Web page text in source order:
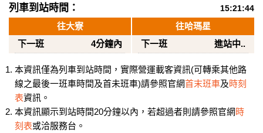
列車到站時間： 15:21:44
往大寮
下一班
4分鐘內
往哈瑪星
下一班
進站中..
本資訊僅為列車到站時間，實際營運載客資訊(可轉乘其他路
線之最後一班車時間及首未班車)請參照官網首末班車及時刻
表資訊。
本資訊顯示到站時間20分鐘以內，若超過者則請參照官網 時
刻表或洽服務台。